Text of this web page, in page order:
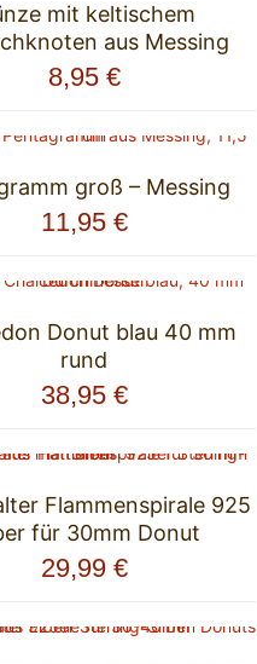
mit keltischem
aus Messing
8,95 €
groß – Messing
11,95 €
Donut blau 40 mm
rund
38,95 €
Flammenspirale 925
für 30mm Donut
29,99 €